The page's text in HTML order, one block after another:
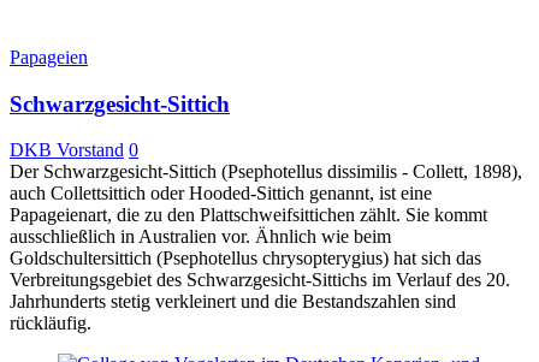
Papageien
Schwarzgesicht-Sittich
DKB Vorstand 0
Der Schwarzgesicht-Sittich (Psephotellus dissimilis - Collett, 1898),
auch Collettsittich oder Hooded-Sittich genannt, ist eine
Papageienart, die zu den Plattschweifsittichen zählt. Sie kommt
ausschließlich in Australien vor. Ähnlich wie beim
Goldschultersittich (Psephotellus chrysopterygius) hat sich das
Verbreitungsgebiet des Schwarzgesicht-Sittichs im Verlauf des 20.
Jahrhunderts stetig verkleinert und die Bestandszahlen sind
rückläufig.